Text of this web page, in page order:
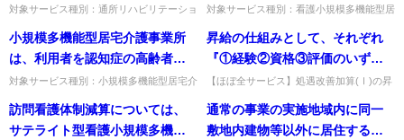
いる施設を含む。以下、病院等
という。）との密接な連携によ
り看護職員を確保する場合、病
介護事業所の利用者の健康状態
の確認を行うこととされている
か。
祉士又は介護職員基礎研修課程
修了者若しくは一級課程修了者
とは、各月の前月の末日時点で
資格を取得している者とされて
いるが、その具体的取扱いにつ
いて示されたい。
対象サービス種別：通所リハビリテーショ
応型通所介護,短期入所生活介護,短期入所
療養介護,福祉用具貸...
に専らその職務に従事する常勤
り、看護小規模多機能型居宅介
護事業所の管理上支障がない場
合には、同一敷地内にある他の
事業所、施設等若しくは事業所
に併設する指定介護療養型医療
対象サービス種別：看護小規模多機能型居
看護小規模多機能型居宅介護の管理者につ
いては、事業所ごとに専らそ...
小規模多機能型居宅介護事業所
は、利用者を認知症の高齢者や
要介護3以上の者、要支援者など
に限定することは可能か。
対象サービス種別：小規模多機能型居宅介
問小規模多機能型居宅介護事業所は、利用
者を認知症の高齢者や要介護...
昇給の仕組みとして、それぞれ
『①経験②資格③評価のいずれ
かに応じた昇給の仕組みを設け
ること』という記載があるが、
これらを組み合わせて昇給の要
【ほぼ全サービス】処遇改善加算(Ⅰ)の昇
わせて要件を定めてよいか。組み合わせて
定めても差し支えない。出...
訪問看護体制減算については、
サテライト型看護小規模多機能
通常の事業の実施地域内に同一
敷地内建物等以外に居住する要